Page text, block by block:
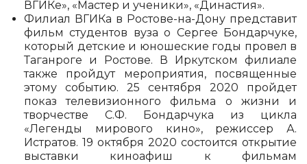
ВГИКе», «Мастер и ученики», «Династия».
Филиал ВГИКа в Ростове-на-Дону представит
фильм студентов вуза о Сергее Бондарчуке,
который детские и юношеские годы провел в
Таганроге и Ростове. В Иркутском филиале
также пройдут мероприятия, посвященные
этому событию. 25 сентября 2020 пройдет
показ телевизионного фильма о жизни и
творчестве С.Ф. Бондарчука из цикла
«Легенды мирового кино», режиссер А.
Истратов. 19 октября 2020 состоится открытие
выставки киноафиш к фильмам